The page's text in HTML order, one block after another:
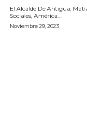
El Alcalde De Antigua,
Sociales, América...
Noviembre 29, 2023